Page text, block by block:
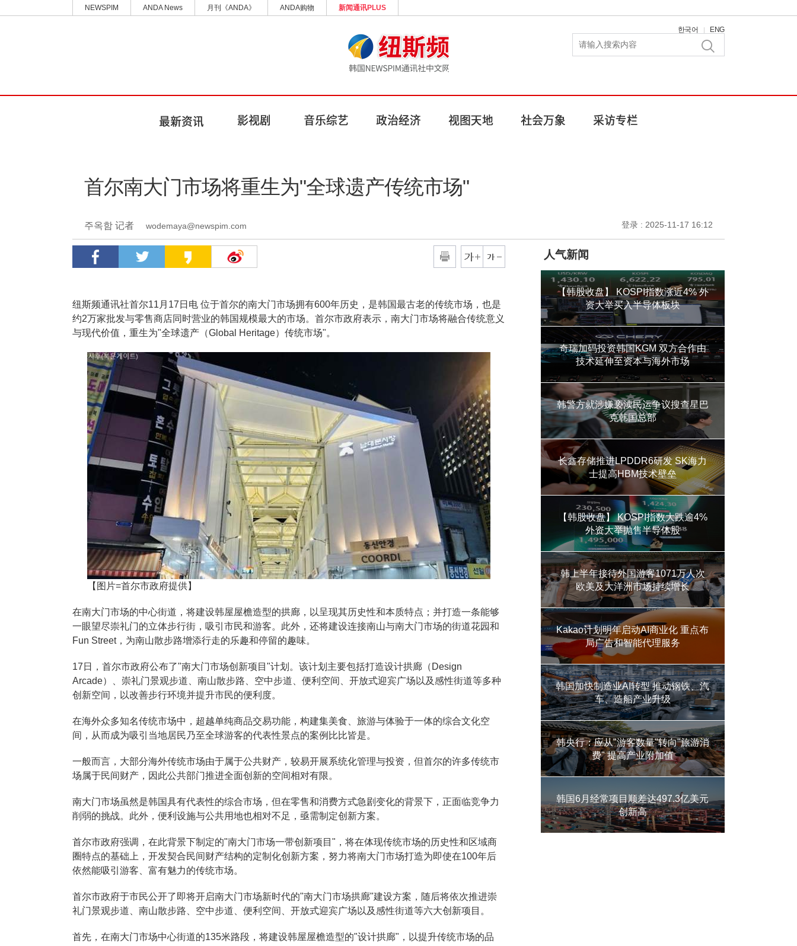
NEWSPIM ANDA News 月刊《ANDA》 ANDA购物 新闻通讯PLUS
한국어 | ENG
首尔南大门市场将重生为"全球遗产传统市场"
주옥함 记者 wodemaya@newspim.com 登录 : 2025-11-17 16:12
纽斯频通讯社首尔11月17日电 位于首尔的南大门市场拥有600年历史，是韩国最古老的传统市场，也是
约2万家批发与零售商店同时营业的韩国规模最大的市场。首尔市政府表示，南大门市场将融合传统意义
与现代价值，重生为"全球遗产（Global Heritage）传统市场"。
【图片=首尔市政府提供】
在南大门市场的中心街道，将建设韩屋屋檐造型的拱廊，以呈现其历史性和本质特点；并打造一条能够
一眼望尽崇礼门的立体步行街，吸引市民和游客。此外，还将建设连接南山与南大门市场的街道花园和
Fun Street，为南山散步路增添行走的乐趣和停留的趣味。
17日，首尔市政府公布了"南大门市场创新项目"计划。该计划主要包括打造设计拱廊（Design
Arcade）、崇礼门景观步道、南山散步路、空中步道、便利空间、开放式迎宾广场以及感性街道等多种
创新空间，以改善步行环境并提升市民的便利度。
在海外众多知名传统市场中，超越单纯商品交易功能，构建集美食、旅游与体验于一体的综合文化空
间，从而成为吸引当地居民乃至全球游客的代表性景点的案例比比皆是。
一般而言，大部分海外传统市场由于属于公共财产，较易开展系统化管理与投资，但首尔的许多传统市
场属于民间财产，因此公共部门推进全面创新的空间相对有限。
南大门市场虽然是韩国具有代表性的综合市场，但在零售和消费方式急剧变化的背景下，正面临竞争力
削弱的挑战。此外，便利设施与公共用地也相对不足，亟需制定创新方案。
首尔市政府强调，在此背景下制定的"南大门市场一带创新项目"，将在体现传统市场的历史性和区域商
圈特点的基础上，开发契合民间财产结构的定制化创新方案，努力将南大门市场打造为即使在100年后
依然能吸引游客、富有魅力的传统市场。
首尔市政府于市民公开了即将开启南大门市场新时代的"南大门市场拱廊"建设方案，随后将依次推进崇
礼门景观步道、南山散步路、空中步道、便利空间、开放式迎宾广场以及感性街道等六大创新项目。
首先，在南大门市场中心街道的135米路段，将建设韩屋屋檐造型的"设计拱廊"，以提升传统市场的品
人气新闻
【韩股收盘】 KOSPI指数涨近4% 外
资大举买入半导体板块
奇瑞加码投资韩国KGM 双方合作由
技术延伸至资本与海外市场
韩警方就涉嫌亵渎民运争议搜查星巴
克韩国总部
长鑫存储推进LPDDR6研发 SK海力
士提高HBM技术壁垒
【韩股收盘】 KOSPI指数大跌逾4%
外资大举抛售半导体股
韩上半年接待外国游客1071万人次
欧美及大洋洲市场持续增长
Kakao计划明年启动AI商业化 重点布
局广告和智能代理服务
韩国加快制造业AI转型 推动钢铁、汽
车、造船产业升级
韩央行：应从"游客数量"转向"旅游消
费" 提高产业附加值
韩国6月经常项目顺差达497.3亿美元
创新高